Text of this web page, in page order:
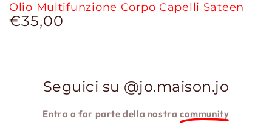
Olio Multifunzione Corpo Capelli Sateen
Prezzo
regolare
€35,00
Seguici su @jo.maison.jo
Entra a far parte della nostracommunity